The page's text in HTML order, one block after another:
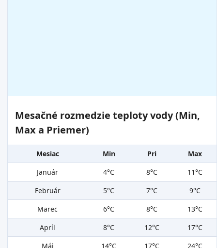
Mesačné rozmedzie teploty vody (Min,
Max a Priemer)
Mesiac Min Pri
Max
Január
4°C 8°C
11°C
Február
5°C 7°C
9°C
Marec
6°C 8°C
13°C
Apríl
8°C 12°C
17°C
Máj
14°C 17°C
24°C